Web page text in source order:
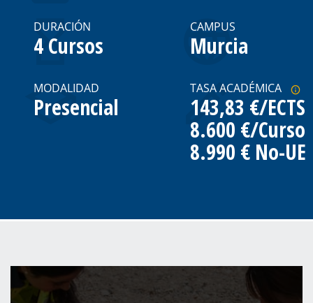
MODALIDAD
Presencial
TASA ACADÉMICA
143,83 €/ECTS
8.600 €/Curso
8.990 € No-UE
DURACIÓN
4 Cursos
CAMPUS
Murcia